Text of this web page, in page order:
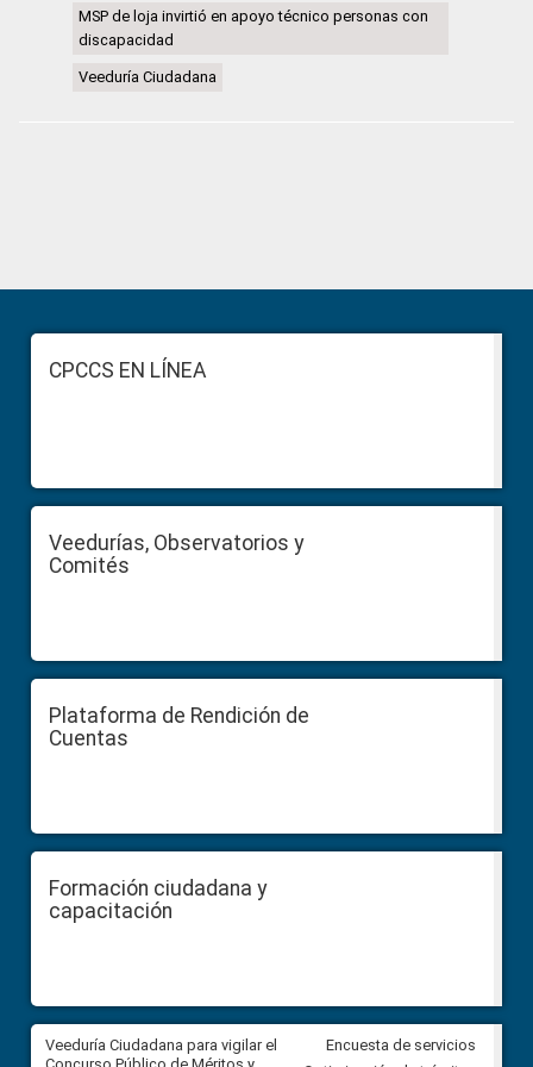
MSP de loja invirtió en apoyo técnico personas con
discapacidad
Veeduría Ciudadana
Sidebar
FooterCPCCS EN LÍNEA
Veedurías, Observatorios y
Comités
Plataforma de Rendición de
Cuentas
Formación ciudadana y
capacitación
Veeduría Ciudadana para vigilar el
Veeduría Ciudadana para
Encuesta de servicios